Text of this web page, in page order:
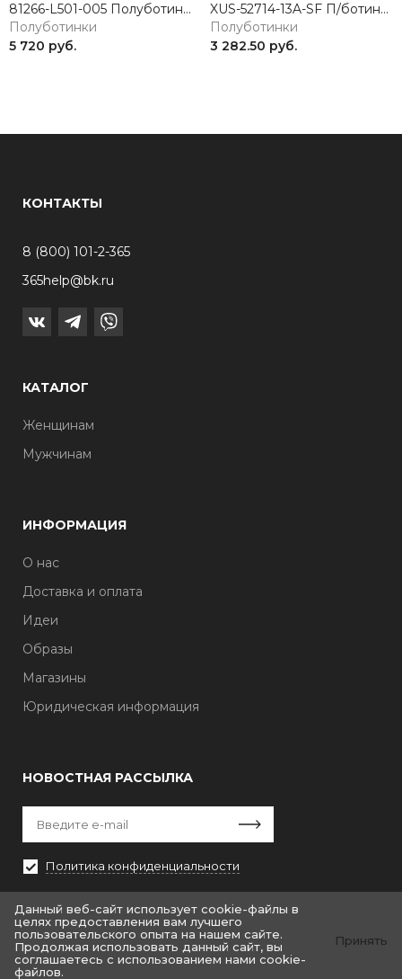
81266-L501-005 Полуботинки женские натуральная кожа бежевый 365
Полуботинки
5 720 руб.
XUS-52714-13A-SF П/ботинки женские натуральная кожа черный Madella
Полуботинки
3 282.50 руб.
КОНТАКТЫ
8 (800) 101-2-365
365help@bk.ru
КАТАЛОГ
Женщинам
Мужчинам
ИНФОРМАЦИЯ
О нас
Доставка и оплата
Идеи
Образы
Магазины
Юридическая информация
НОВОСТНАЯ РАССЫЛКА
Политика конфиденциальности
Первая кампания
© «Крайт: Одежда.Fashion»
Данный веб-сайт использует cookie-файлы в
целях предоставления вам лучшего
пользовательского опыта на нашем сайте.
Продолжая использовать данный сайт, вы
соглашаетесь с использованием нами cookie-
файлов.
Принять